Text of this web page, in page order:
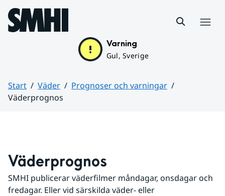
Hoppa till sidans innehåll
Varning
Gul, Sverige
Start Väder
Prognoser och varningar
Väderprognos
Väderprognos
SMHI publicerar väderfilmer måndagar, onsdagar och
fredagar. Eller vid särskilda väder- eller